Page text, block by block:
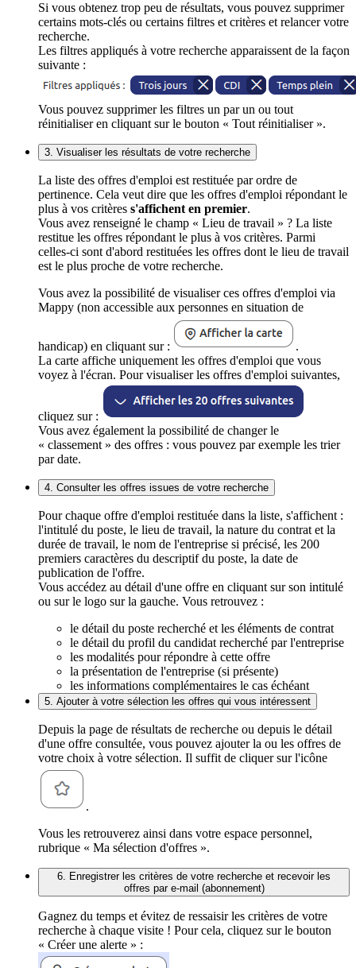
Si vous obtenez trop peu de résultats, vous pouvez supprimer
certains mots-clés ou certains filtres et critères et relancer votre
recherche.
Les filtres appliqués à votre recherche apparaissent de la façon
suivante :
Vous pouvez supprimer les filtres un par un ou tout
réinitialiser en cliquant sur le bouton « Tout réinitialiser ».
3. Visualiser les résultats de votre recherche
La liste des offres d'emploi est restituée par ordre de
pertinence. Cela veut dire que les offres d'emploi répondant le
plus à vos critères s'affichent en premier.
Vous avez renseigné le champ « Lieu de travail » ? La liste
restitue les offres répondant le plus à vos critères. Parmi
celles-ci sont d'abord restituées les offres dont le lieu de travail
est le plus proche de votre recherche.
Vous avez la possibilité de visualiser ces offres d'emploi via
Mappy (non accessible aux personnes en situation de
handicap) en cliquant sur :
.
La carte affiche uniquement les offres d'emploi que vous
voyez à l'écran. Pour visualiser les offres d'emploi suivantes,
cliquez sur :
Vous avez également la possibilité de changer le
« classement » des offres : vous pouvez par exemple les trier
par date.
4. Consulter les offres issues de votre recherche
Pour chaque offre d'emploi restituée dans la liste, s'affichent :
l'intitulé du poste, le lieu de travail, la nature du contrat et la
durée de travail, le nom de l'entreprise si précisé, les 200
premiers caractères du descriptif du poste, la date de
publication de l'offre.
Vous accédez au détail d'une offre en cliquant sur son intitulé
ou sur le logo sur la gauche. Vous retrouvez :
le détail du poste recherché et les éléments de contrat
le détail du profil du candidat recherché par l'entreprise
les modalités pour répondre à cette offre
la présentation de l'entreprise (si présente)
les informations complémentaires le cas échéant
5. Ajouter à votre sélection les offres qui vous intéressent
Depuis la page de résultats de recherche ou depuis le détail
d'une offre consultée, vous pouvez ajouter la ou les offres de
votre choix à votre sélection. Il suffit de cliquer sur l'icône
.
Vous les retrouverez ainsi dans votre espace personnel,
rubrique « Ma sélection d'offres ».
6. Enregistrer les critères de votre recherche et recevoir les
offres par e-mail (abonnement)
Gagnez du temps et évitez de ressaisir les critères de votre
recherche à chaque visite ! Pour cela, cliquez sur le bouton
« Créer une alerte » :